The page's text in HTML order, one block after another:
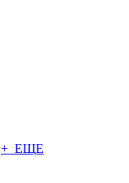
+ ЕЩЕ